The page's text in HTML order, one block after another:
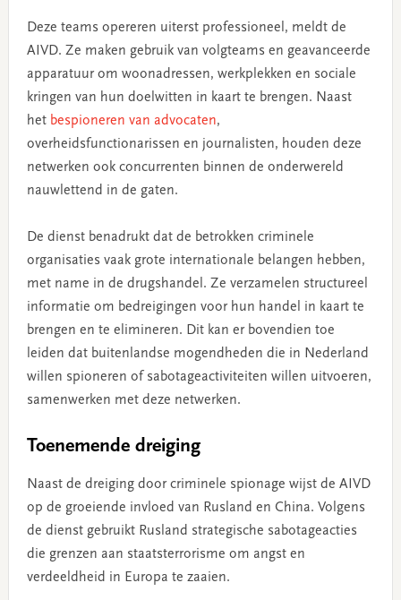
Deze teams opereren uiterst professioneel, meldt de
AIVD. Ze maken gebruik van volgteams en geavanceerde
apparatuur om woonadressen, werkplekken en sociale
kringen van hun doelwitten in kaart te brengen. Naast
het bespioneren van advocaten,
overheidsfunctionarissen en journalisten, houden deze
netwerken ook concurrenten binnen de onderwereld
nauwlettend in de gaten.
De dienst benadrukt dat de betrokken criminele
organisaties vaak grote internationale belangen hebben,
met name in de drugshandel. Ze verzamelen structureel
informatie om bedreigingen voor hun handel in kaart te
brengen en te elimineren. Dit kan er bovendien toe
leiden dat buitenlandse mogendheden die in Nederland
willen spioneren of sabotageactiviteiten willen uitvoeren,
samenwerken met deze netwerken.
Toenemende dreiging
Naast de dreiging door criminele spionage wijst de AIVD
op de groeiende invloed van Rusland en China. Volgens
de dienst gebruikt Rusland strategische sabotageacties
die grenzen aan staatsterrorisme om angst en
verdeeldheid in Europa te zaaien.